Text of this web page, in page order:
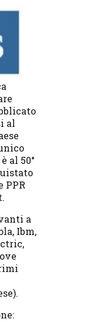
al
al 50°
PPR
a
Ibm,